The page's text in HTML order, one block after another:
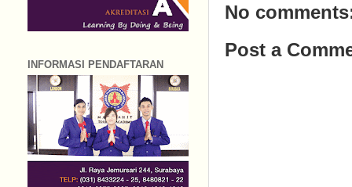
No
Post a
INFORMASI PENDAFTARAN